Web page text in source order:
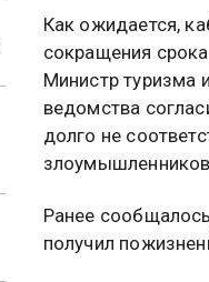
Как ожидается,
сокращения
Министр туризма
ведомства
долго не
Ранее
получил